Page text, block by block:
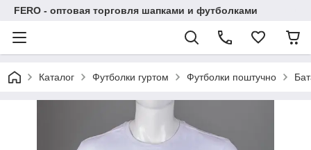
FERO - оптовая торговля шапками и футболками
Каталог Футболки гуртом Футболки поштучно